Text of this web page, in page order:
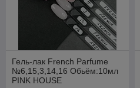
Гель-лак French Parfume
№6,15,3,14,16 Обьём:10мл
PINK HOUSE